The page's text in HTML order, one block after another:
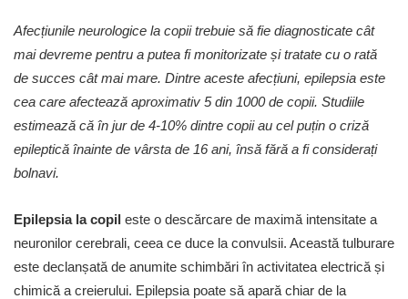
Afecțiunile neurologice la copii trebuie să fie diagnosticate cât
mai devreme pentru a putea fi monitorizate și tratate cu o rată
de succes cât mai mare. Dintre aceste afecțiuni, epilepsia este
cea care afectează aproximativ 5 din 1000 de copii. Studiile
estimează că în jur de 4-10% dintre copii au cel puțin o criză
epileptică înainte de vârsta de 16 ani, însă fără a ficonsiderați
bolnavi.
Epilepsia la copil este o descărcare de maximă intensitate a
neuronilor cerebrali, ceea ce duce la convulsii. Această tulburare
este declanșată de anumite schimbări în activitatea electrică și
chimică a creierului. Epilepsia poate să apară chiar de la